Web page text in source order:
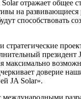
отражает общее
на
способствовать
стратегические
максимально
доверие
JA Solar».
международными